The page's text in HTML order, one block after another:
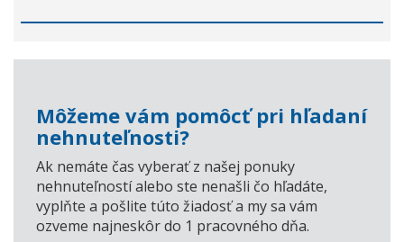
Môžeme vám pomôcť pri hľadaní
nehnuteľnosti?
Ak nemáte čas vyberať z našej ponuky
nehnuteľností alebo ste nenašli čo hľadáte,
vyplňte a pošlite túto žiadosť a my sa vám
ozveme najneskôr do 1 pracovného dňa.